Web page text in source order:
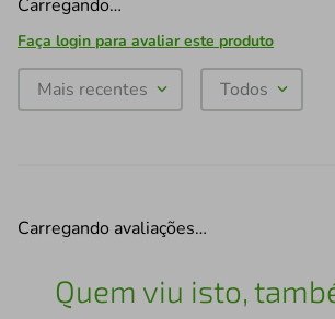
Carregando…
Faça login para avaliar este produto
Mais recentes Todos
Carregando avaliações…
Quem viu isto,